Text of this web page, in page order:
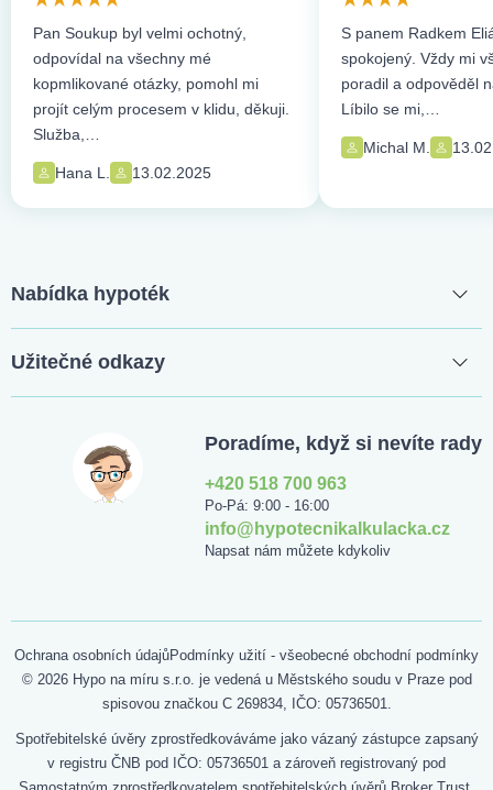
Pan Soukup byl velmi ochotný,
odpovídal na všechny mé
kopmlikované otázky, pomohl mi
projít celým procesem v klidu, děkuji.
Služba,…
Hana L. 13.02.2025
S panem Radkem
spokojený. Vždy mi
poradil a odpověděl
Líbilo se mi,…
Michal M.
Nabídka hypoték
Užitečné odkazy
Poradíme, když si nevíte rady
+420 518 700 963
Po-Pá: 9:00 - 16:00
info@hypotecnikalkulacka.cz
Napsat nám můžete kdykoliv
Ochrana osobních údajůPodmínky užití - všeobecné obchodní podmínky
© 2026 Hypo na míru s.r.o. je vedená u Městského soudu v Praze pod
spisovou značkou C 269834, IČO: 05736501.
Spotřebitelské úvěry zprostředkováváme jako vázaný zástupce zapsaný
v registru ČNB pod IČO: 05736501 a zároveň registrovaný pod